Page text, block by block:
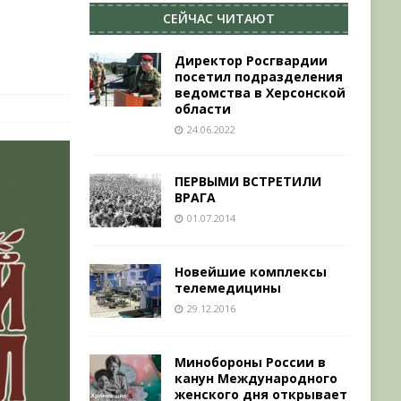
СЕЙЧАС ЧИТАЮТ
Директор Росгвардии
посетил подразделения
ведомства в Херсонской
области
24.06.2022
ПЕРВЫМИ ВСТРЕТИЛИ
ВРАГА
01.07.2014
Новейшие комплексы
телемедицины
29.12.2016
Минобороны России в
канун Международного
женского дня открывает